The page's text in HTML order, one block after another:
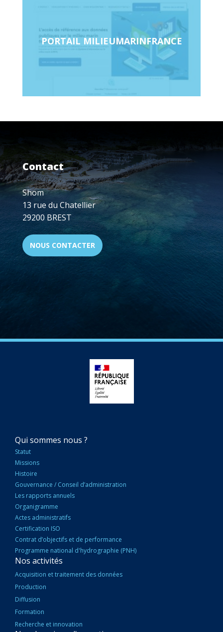
PORTAIL MILIEUMARINFRANCE
Contact
Shom
13 rue du Chatellier
29200 BREST
NOUS CONTACTER
NAVIGATION
PRINCIPALE
Qui sommes nous ?
Statut
Missions
Histoire
Gouvernance / Conseil d’administration
Les rapports annuels
Organigramme
Actes administratifs
Certification ISO
Contrat d’objectifs et de performance
Programme national d'hydrographie (PNH)
Nos activités
Acquisition et traitement des données
Production
Diffusion
Formation
Recherche et innovation